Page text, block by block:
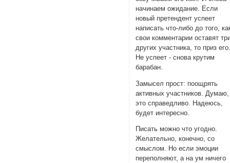
начинаем ожидание. Если
новый претендент успеет
написать что-либо до того,
свои комментарии оставят
других участника, то приз
Не успеет - снова крутим
барабан.
Замысел прост: поощрять
активных участников. Думаю,
это справедливо. Надеюсь,
будет интересно.
Писать можно что угодно.
Желательно, конечно, со
смыслом. Но если эмоции
переполняют, а на ум ничего